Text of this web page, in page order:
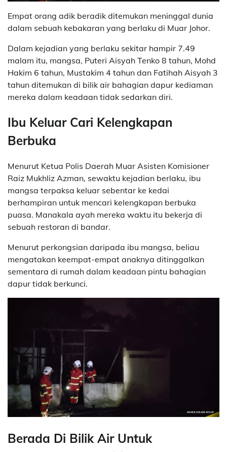
Empat orang adik beradik ditemukan meninggal dunia
dalam sebuah kebakaran yang berlaku di Muar Johor.
Dalam kejadian yang berlaku sekitar hampir 7.49
malam itu, mangsa, Puteri Aisyah Tenko 8 tahun, Mohd
Hakim 6 tahun, Mustakim 4 tahun dan Fatihah Aisyah 3
tahun ditemukan di bilik air bahagian dapur kediaman
mereka dalam keadaan tidak sedarkan diri.
Ibu Keluar Cari Kelengkapan
Berbuka
Menurut Ketua Polis Daerah Muar Asisten Komisioner
Raiz Mukhliz Azman, sewaktu kejadian berlaku, ibu
mangsa terpaksa keluar sebentar ke kedai
berhampiran untuk mencari kelengkapan berbuka
puasa. Manakala ayah mereka waktu itu bekerja di
sebuah restoran di bandar.
Menurut perkongsian daripada ibu mangsa, beliau
mengatakan keempat-empat anaknya ditinggalkan
sementara di rumah dalam keadaan pintu bahagian
dapur tidak berkunci.
Berada Di Bilik Air Untuk